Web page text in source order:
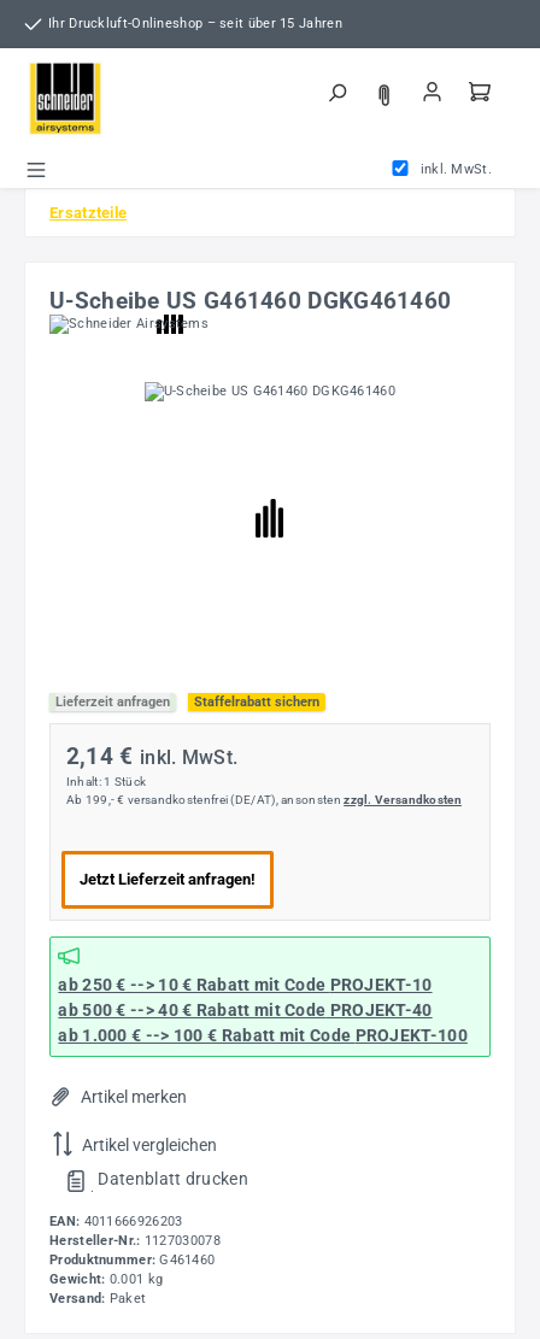
Zum Hauptinhalt springen
Ihr Druckluft-Onlineshop – seit über 15 Jahren
inkl. MwSt.
Ersatzteile
U-Scheibe US G461460 DGKG461460
Bildergalerie überspringen
Lieferzeit anfragen Staffelrabatt sichern
2,14 € inkl. MwSt.
Inhalt: 1 Stück
Ab 199,- € versandkostenfrei (DE/AT), ansonstenzzgl. Versandkosten
Jetzt Lieferzeit anfragen!
ab 250 € --> 10 € Rabatt mit Code PROJEKT-10
ab 500 € --> 40 € Rabatt mit Code PROJEKT-40
ab 1.000 € --> 100 € Rabatt mit Code PROJEKT-100
Artikel merken
Artikel vergleichen
Datenblatt drucken
EAN: 4011666926203
Hersteller-Nr.: 1127030078
Produktnummer: G461460
Gewicht: 0.001 kg
Versand: Paket